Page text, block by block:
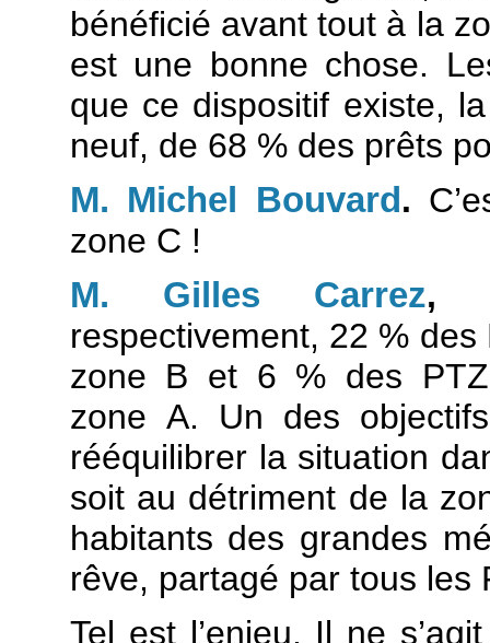
bénéficié avant tout à la
est une bonne chose.
que ce dispositif existe,
neuf, de 68 % des prêts
M. Michel Bouvard.
zone C !
M. Gilles Carrez,
respectivement, 22 %
zone B et 6 % des
zone A. Un des
rééquilibrer la situation
soit au détriment de la
habitants des grandes
rêve, partagé par tous les
Tel est l’enjeu. Il ne